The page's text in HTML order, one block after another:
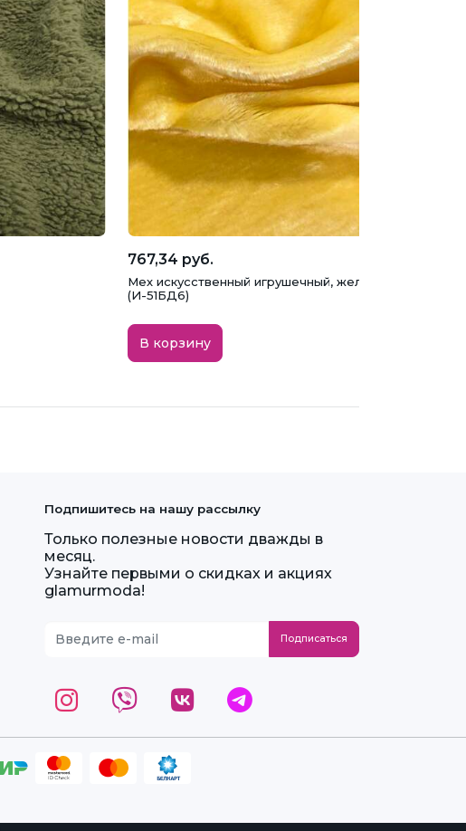
767,34 руб.
Мех искусственный игрушечный, желто-золотистый
(И-51БД6)
В корзину
Подпишитесь на нашу рассылку
Только полезные новости дважды в
месяц.
Узнайте первыми о скидках и акциях
glamurmoda!